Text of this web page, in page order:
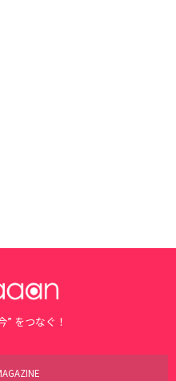
” をつなぐ！